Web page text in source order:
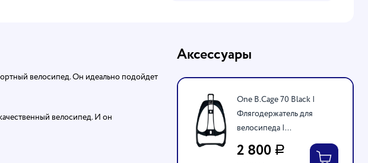
велосипед. Он идеально подойдет
велосипед. И он
Аксессуары
One B.Cage 70 Black |
Флягодержатель для
велосипеда |...
2 800 Р